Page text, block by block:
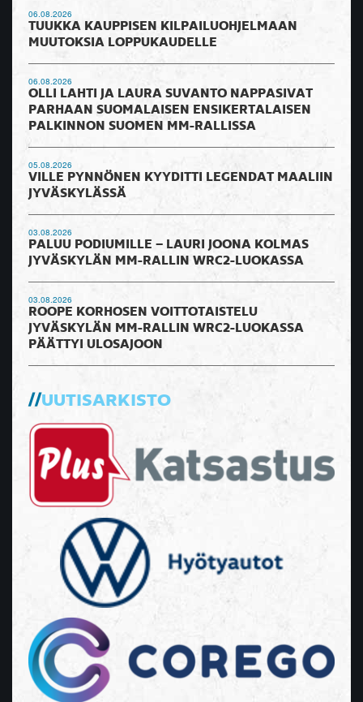
06.08.2026
TUUKKA KAUPPISEN KILPAILUOHJELMAAN
MUUTOKSIA LOPPUKAUDELLE
06.08.2026
OLLI LAHTI JA LAURA SUVANTO NAPPASIVAT
PARHAAN SUOMALAISEN ENSIKERTALAISEN
PALKINNON SUOMEN MM-RALLISSA
05.08.2026
VILLE PYNNÖNEN KYYDITTI LEGENDAT MAALIIN
JYVÄSKYLÄSSÄ
03.08.2026
PALUU PODIUMILLE – LAURI JOONA KOLMAS
JYVÄSKYLÄN MM-RALLIN WRC2-LUOKASSA
03.08.2026
ROOPE KORHOSEN VOITTOTAISTELU
JYVÄSKYLÄN MM-RALLIN WRC2-LUOKASSA
PÄÄTTYI ULOSAJOON
UUTISARKISTO